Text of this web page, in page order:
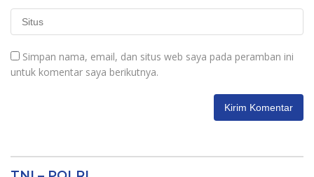
Simpan nama, email, dan situs web saya pada peramban ini
untuk komentar saya berikutnya.